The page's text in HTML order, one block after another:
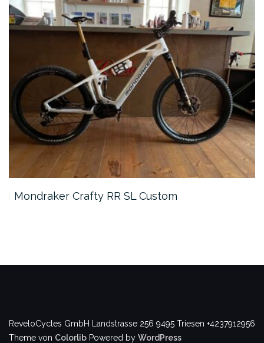
Mondraker Crafty RR SL Custom
ReveloCycles GmbH Landstrasse 256 9495 Triesen +4237912956
Theme von Colorlib Powered by WordPress